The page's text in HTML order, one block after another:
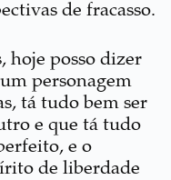
de fracasso.
hoje posso dizer
personagem
tá tudo bem ser
e que tá tudo
e o
de liberdade